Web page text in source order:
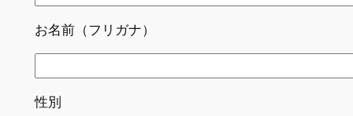
お名前（フリガナ）
性別